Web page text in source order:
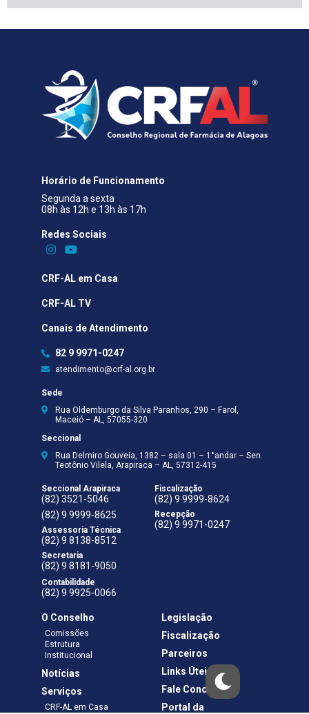
Horário de Funcionamento
Segunda a sexta
08h às 12h e 13h às 17h
Redes Sociais​
CRF-AL em Casa
CRF-AL TV
Canais de Atendimento
82 9 9971-0247
atendimento@crf-al.org.br
Sede
Rua Oldemburgo da Silva Paranhos, 290 – Farol,
Maceió – AL, 57055-320
Seccional
Rua Delmiro Gouveia, 1382 – sala 01 – 1°andar – Sen.
Teotônio Vilela, Arapiraca – AL, 57312-415
Seccional Arapiraca
(82) 3521-5046
(82) 9 9999-8625
Assessoria Técnica
(82) 9 8138-8512
Secretaria
(82) 9 8181-9050
Contabilidade
(82) 9 9925-0066
Fiscalização
(82) 9 9999-8624
Recepção
(82) 9 9971-0247
O Conselho
Comissões
Estrutura
Institucional
Notícias
Serviços
CRF-AL em Casa
Legislação
Fiscalização
Parceiros
Links Úteis
Fale Conosco
Portal da